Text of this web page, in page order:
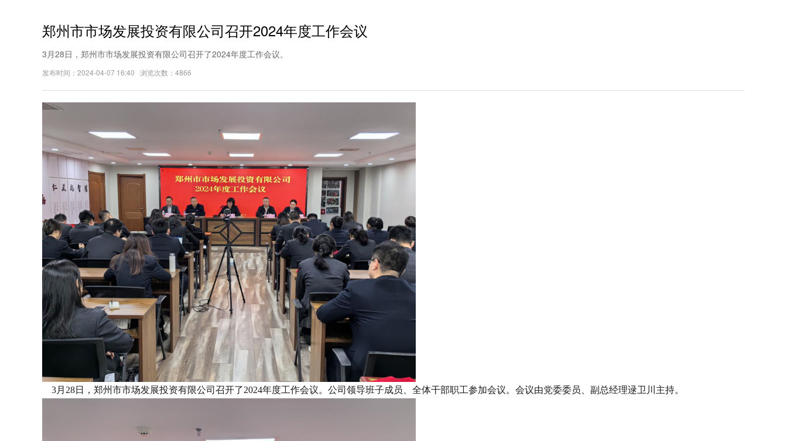
郑州市市场发展投资有限公司召开2024年度工作会议
3月28日，郑州市市场发展投资有限公司召开了2024年度工作会议。
发布时间：2024-04-07 16:40 浏览次数：4866
3月28日，郑州市市场发展投资有限公司召开了2024年度工作会议。公司领导班子成员、全体干部职工参加会议。会议由党委委员、副总经理逯卫川主持。